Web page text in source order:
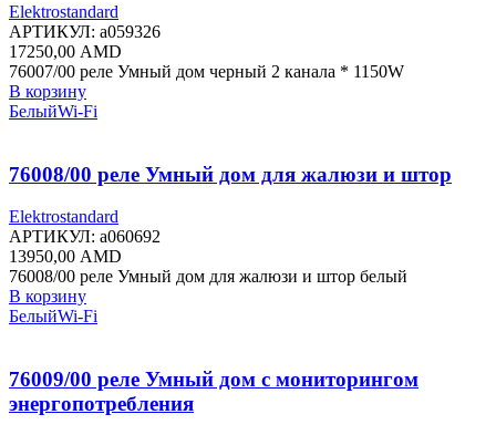
Elektrostandard
АРТИКУЛ: a059326
17250,00 AMD
76007/00 реле Умный дом черный 2 канала * 1150W
В корзину
БелыйWi-Fi
76008/00 реле Умный дом для жалюзи и штор
Elektrostandard
АРТИКУЛ: a060692
13950,00 AMD
76008/00 реле Умный дом для жалюзи и штор белый
В корзину
БелыйWi-Fi
76009/00 реле Умный дом с мониторингом
энергопотребления